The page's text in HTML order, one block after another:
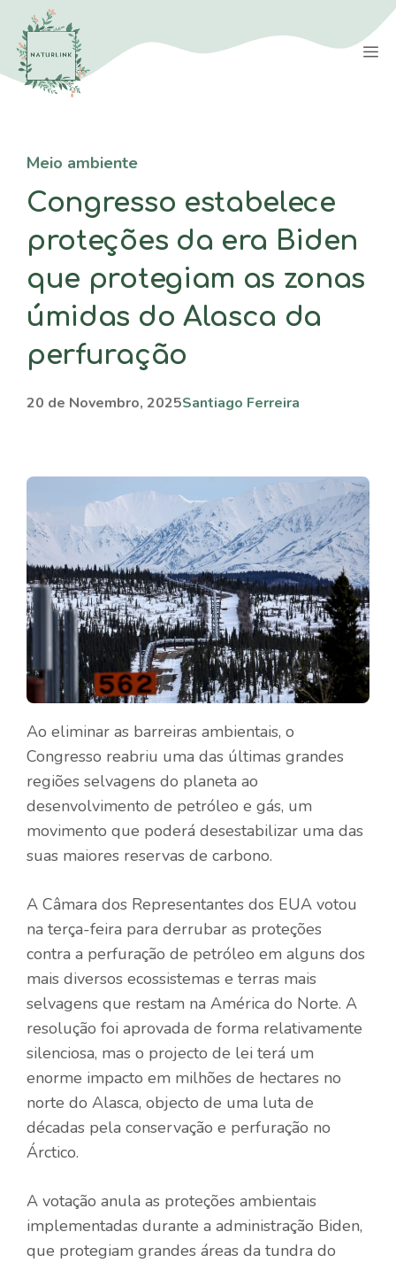
Saltar
para
conteúdo
Meio ambiente
Congresso estabelece
proteções da era Biden
que protegiam as zonas
úmidas do Alasca da
perfuração
20 de Novembro, 2025Santiago Ferreira
Ao eliminar as barreiras ambientais, o
Congresso reabriu uma das últimas grandes
regiões selvagens do planeta ao
desenvolvimento de petróleo e gás, um
movimento que poderá desestabilizar uma das
suas maiores reservas de carbono.
A Câmara dos Representantes dos EUA votou
na terça-feira para derrubar as proteções
contra a perfuração de petróleo em alguns dos
mais diversos ecossistemas e terras mais
selvagens que restam na América do Norte. A
resolução foi aprovada de forma relativamente
silenciosa, mas o projecto de lei terá um
enorme impacto em milhões de hectares no
norte do Alasca, objecto de uma luta de
décadas pela conservação e perfuração no
Árctico.
A votação anula as proteções ambientais
implementadas durante a administração Biden,
que protegiam grandes áreas da tundra do